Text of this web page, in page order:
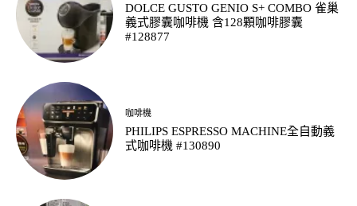
DOLCE GUSTO GENIO S+ COMBO 雀巢
義式膠囊咖啡機 含128顆咖啡膠囊
#128877
咖啡機
PHILIPS ESPRESSO MACHINE全自動義
式咖啡機 #130890